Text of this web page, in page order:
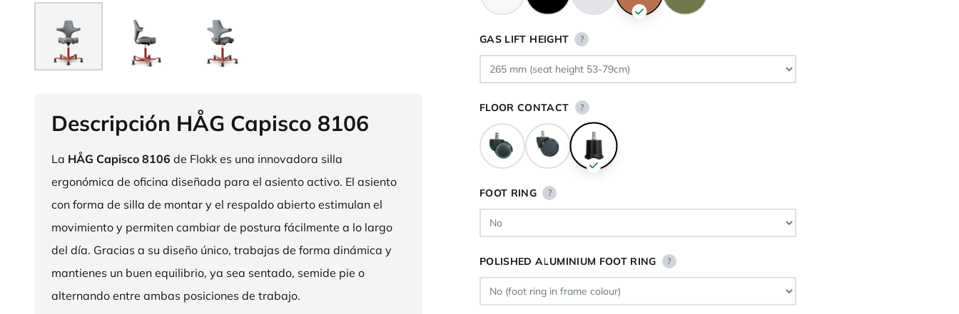
Descripción HÅG Capisco 8106
La HÅG Capisco 8106 de Flokk es una innovadora silla
ergonómica de oficina diseñada para el asiento activo. El asiento
con forma de silla de montar y el respaldo abierto estimulan el
movimiento y permiten cambiar de postura fácilmente a lo largo
del día. Gracias a su diseño único, trabajas de forma dinámica y
mantienes un buen equilibrio, ya sea sentado, semide pie o
alternando entre ambas posiciones de trabajo.
GAS LIFT HEIGHT ?
FLOOR CONTACT ?
FOOT RING ?
POLISHED ALUMINIUM FOOT RING ?